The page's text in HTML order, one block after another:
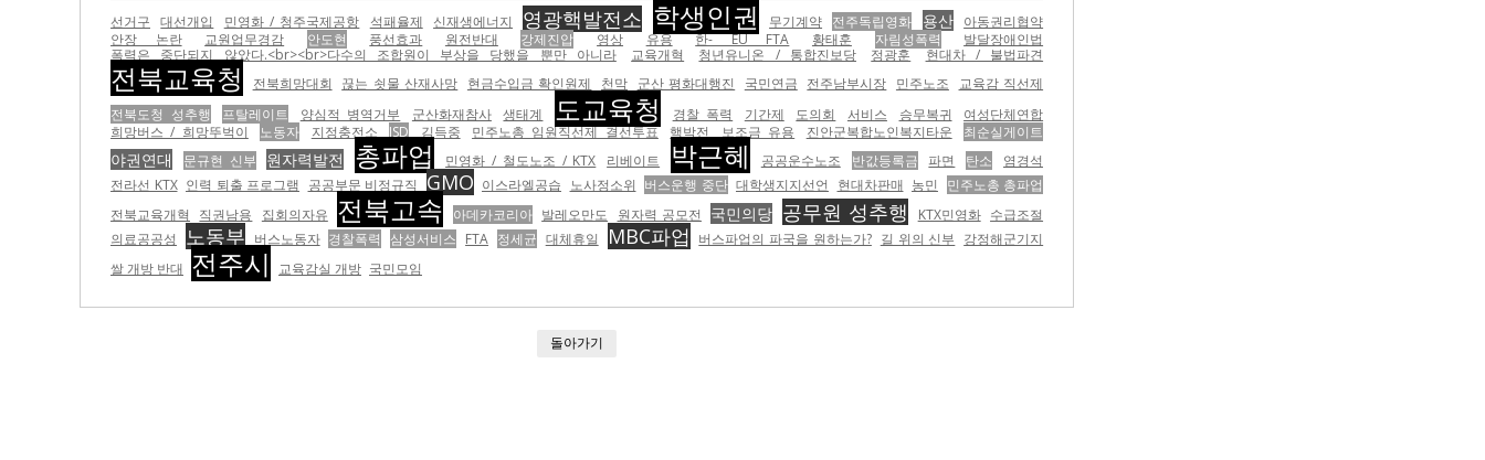
선거구
대선개입 민영화 / 청주국제공항 석패율제 신재생에너지 영광핵발전소 학생인권 무기계약 전주독립영화 용산
아동권리협약
안장 논란
교원업무경감 안도현 풍선효과 원전반대 강제진압 영상 유용 한- EU FTA 황태훈 자림성폭력
발달장애인법
폭력은 중단되지 않았다.<br><br>다수의 조합원이 부상을 당했을 뿐만 아니라
교육개혁 청년유니온 / 통합진보당 정광훈 현대차 / 불법파견
전북교육청 전북희망대회 끊는 쇳물 산재사망 현금수입금 확인원제 천막 군산 평화대행진 국민연금 전주남부시장 민주노조
교육감 직선제
전북도청 성추행
프탈레이트 양심적 병역거부 군산화재참사 생태계 도교육청 경찰 폭력 기간제 도의회 서비스 승무복귀
여성단체연합
희망버스 / 희망뚜벅이
노동자 지정충전소 ISD 김득중 민주노총 임원직선제 결선투표 핵박전 보조금 유용 진안군복합노인복지타운 최순실게이트
야권연대 문규현 신부 원자력발전 총파업 민영화 / 철도노조 / KTX 리베이트 박근혜 공공운수노조 반값등록금 파면 탄소
염경석
전라선 KTX 인력 퇴출 프로그램 공공부문 비정규직 GMO 이스라엘공습 노사정소위 버스운행 중단 대학생지지선언 현대차판매 농민
민주노총 총파업
전북교육개혁
직권남용 집회의자유 전북고속 아데카코리아 발레오만도 원자력 공모전 국민의당 공무원 성추행 KTX민영화 수급조절
의료공공성 노동부 버스노동자 경찰폭력 삼성서비스 FTA 정세균 대체휴일 MBC파업 버스파업의 파국을 원하는가? 길 위의 신부 강정해군기지
쌀 개방 반대 전주시 교육감실 개방 국민모임
돌아가기